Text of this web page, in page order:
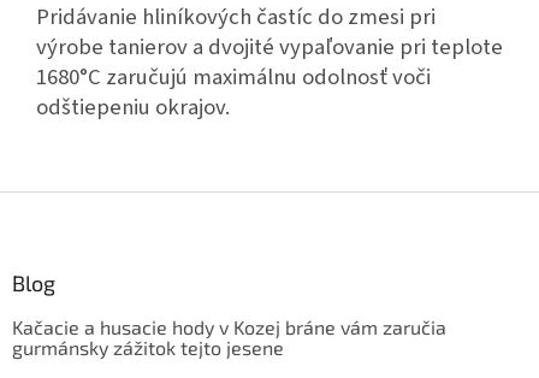
Pridávanie hliníkových častíc do zmesi pri
výrobe tanierov a dvojité vypaľovanie pri teplote
1680°C zaručujú maximálnu odolnosť voči
odštiepeniu okrajov.
Blog
Kačacie a husacie hody v Kozej bráne vám zaručia
gurmánsky zážitok tejto jesene